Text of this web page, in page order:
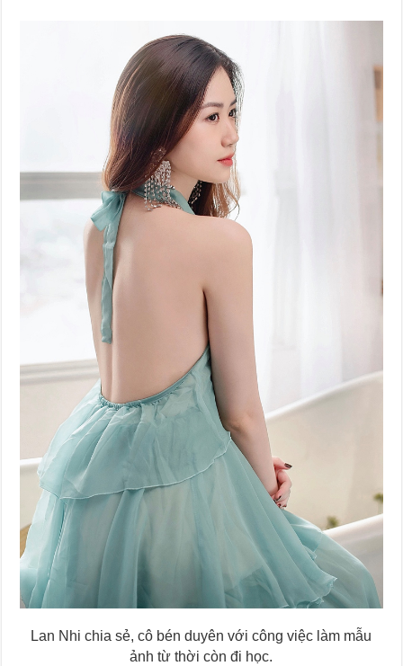
Lan Nhi chia sẻ, cô bén duyên với công việc làm mẫu
ảnh từ thời còn đi học.